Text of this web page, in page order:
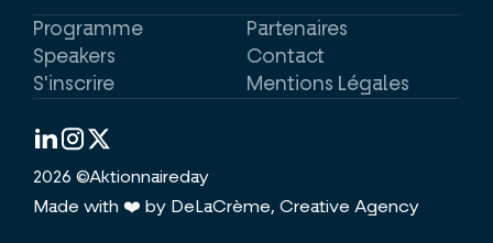
Programme
Speakers
S'inscrire
Partenaires
Contact
Mentions Légales
2026 ©Aktionnaireday
Made with ❤️ by DeLaCrème, Creative Agency